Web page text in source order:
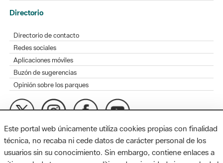
Directorio
Directorio de contacto
Redes sociales
Aplicaciones móviles
Buzón de sugerencias
Opinión sobre los parques
MAPA WEB AVISO LEGAL ACCESIBILIDAD
Diputación de Barcelona. Edifici Llacuna, 1a planta. Badajoz, 49.
Este portal web únicamente utiliza cookies propias con finalidad
técnica, no recaba ni cede datos de carácter personal de los
usuarios sin su conocimiento. Sin embargo, contiene enlaces a